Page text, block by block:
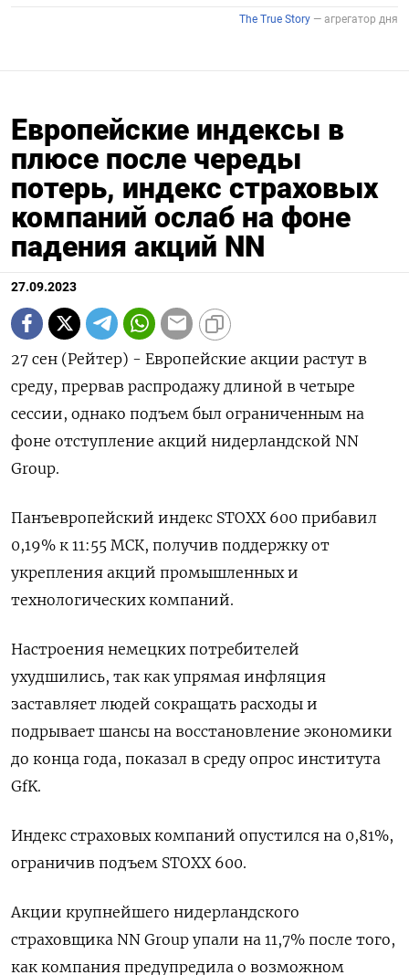
Европейские индексы в
плюсе после череды
потерь, индекс страховых
компаний ослаб на фоне
падения акций NN
27.09.2023
27 сен (Рейтер) - Европейские акции растут в
среду, прервав распродажу длиной в четыре
сессии, однако подъем был ограниченным на
фоне отступление акций нидерландской NN
Group.
Панъевропейский индекс STOXX 600 прибавил
0,19% к 11:55 МСК, получив поддержку от
укрепления акций промышленных и
технологических компаний.
Настроения немецких потребителей
ухудшились, так как упрямая инфляция
заставляет людей сокращать расходы и
подрывает шансы на восстановление экономики
до конца года, показал в среду опрос института
GfK.
Индекс страховых компаний опустился на 0,81%,
ограничив подъем STOXX 600.
Акции крупнейшего нидерландского
страховщика NN Group упали на 11,7% после того,
как компания предупредила о возможном